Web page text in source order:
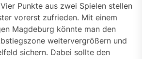
Punkte aus zwei Spielen stellen
vorerst zufrieden. Mit einem
Magdeburg könnte man den
weitervergrößern und
sichern. Dabei sollte den